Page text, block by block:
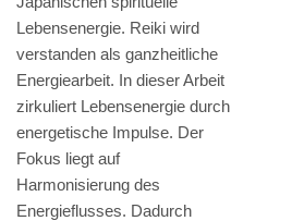
Lebensenergie. Reiki wird
verstanden als ganzheitliche
Energiearbeit. In dieser Arbeit
zirkuliert Lebensenergie durch
energetische Impulse. Der
Fokus liegt auf
Harmonisierung des
Energieflusses. Dadurch